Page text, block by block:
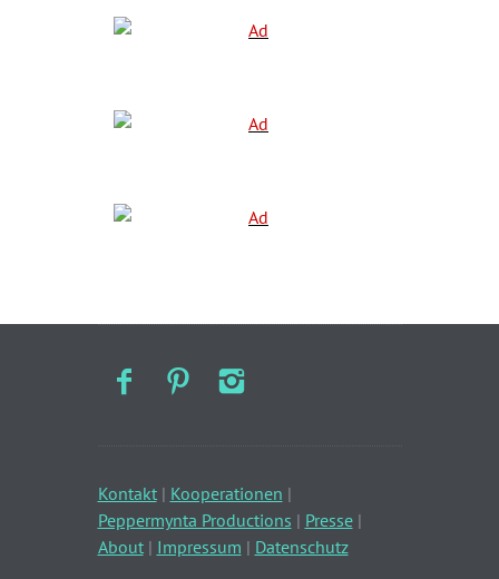
Kontakt| Kooperationen |
Peppermynta Productions | Presse|
About| Impressum | Datenschutz